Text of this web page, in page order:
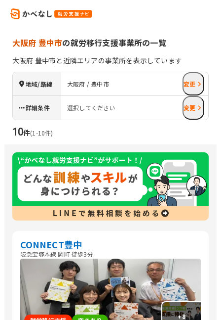
大阪府 豊中市の就労移行支援事業所の一覧
大阪府 豊中市と近隣エリアの事業所を表示しています
地域/路線 大阪府 / 豊中市 変更
詳細条件 選択してください 変更
10件(1 -10件)
CONNECT豊中
阪急宝塚本線 岡町 徒歩3分
+8